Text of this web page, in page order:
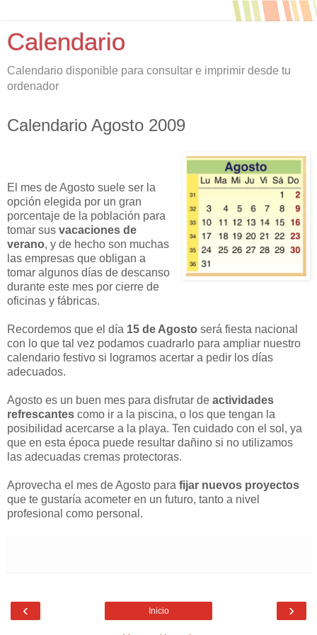
Calendario
Calendario disponible para consultar e imprimir desde tu
ordenador
Calendario Agosto 2009
El mes de Agosto suele ser la
opción elegida por un gran
porcentaje de la población para
tomar sus vacaciones de
verano, y de hecho son muchas
las empresas que obligan a
tomar algunos días de descanso
durante este mes por cierre de
oficinas y fábricas.
Recordemos que el día 15 de Agosto será fiesta nacional
con lo que tal vez podamos cuadrarlo para ampliar nuestro
calendario festivo si logramos acertar a pedir los días
adecuados.
Agosto es un buen mes para disfrutar de actividades
refrescantes como ir a la piscina, o los que tengan la
posibilidad acercarse a la playa. Ten cuidado con el sol, ya
que en esta época puede resultar dañino si no utilizamos
las adecuadas cremas protectoras.
Aprovecha el mes de Agosto para fijar nuevos proyectos
que te gustaría acometer en un futuro, tanto a nivel
profesional como personal.
‹ ›
Inicio